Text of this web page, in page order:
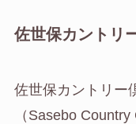
佐世保カントリ
佐世保カントリー
（Sasebo